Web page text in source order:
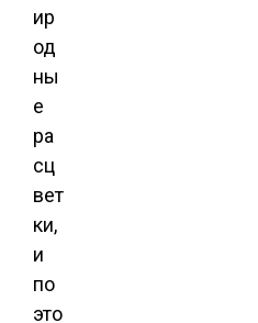
ир
од
ны
е
ра
сц
вет
ки,
и
по
это